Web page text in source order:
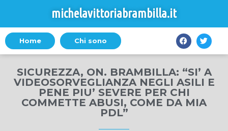
michelavittoriabrambilla.it
Home Chi sono
SICUREZZA, ON. BRAMBILLA: “SI’ A
VIDEOSORVEGLIANZA NEGLI ASILI E
PENE PIU’ SEVERE PER CHI
COMMETTE ABUSI, COME DA MIA
PDL”